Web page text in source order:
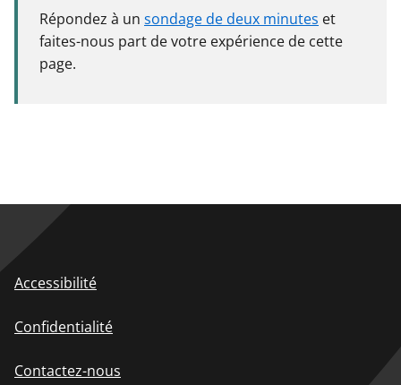
Répondez à un sondage de deux minutes et
faites-nous part de votre expérience de cette
page.
Accessibilité
Confidentialité
Contactez-nous